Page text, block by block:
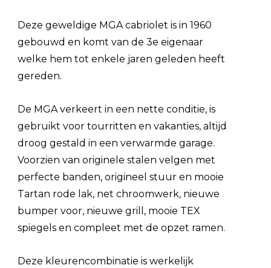
Deze geweldige MGA cabriolet is in 1960
gebouwd en komt van de 3e eigenaar
welke hem tot enkele jaren geleden heeft
gereden.
De MGA verkeert in een nette conditie, is
gebruikt voor tourritten en vakanties, altijd
droog gestald in een verwarmde garage.
Voorzien van originele stalen velgen met
perfecte banden, origineel stuur en mooie
Tartan rode lak, net chroomwerk, nieuwe
bumper voor, nieuwe grill, mooie TEX
spiegels en compleet met de opzet ramen.
Deze kleurencombinatie is werkelijk